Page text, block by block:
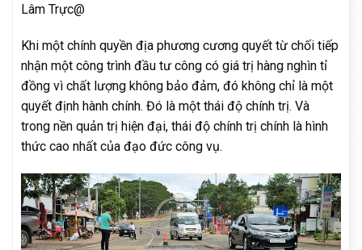
Lâm Trực@
Khi một chính quyền địa phương cương quyết từ chối tiếp
nhận một công trình đầu tư công có giá trị hàng nghìn tỉ
đồng vì chất lượng không bảo đảm, đó không chỉ là một
quyết định hành chính. Đó là một thái độ chính trị. Và
trong nền quản trị hiện đại, thái độ chính trị chính là hình
thức cao nhất của đạo đức công vụ.